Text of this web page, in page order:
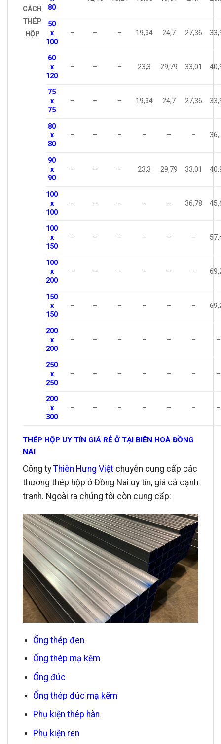
CÁCH
THÉP
HỘP
80
50
x
100
– – – 19,34 24,7 27,36
60
x
120
– – – 23,3 29,79 33,01
75
x
75
– – – 19,34 24,7 27,36
80
x
80
– – – – – –
90
x
90
– – – 23,3 29,79 33,01
100
x
100
– – – – – 36,78
100
x
150
– – – – – –
100
x
200
– – – – – –
150
x
150
– – – – – –
200
x
200
– – – – – – –
250
x
250
– – – – – – –
200
x
300
– – – – – – –
THÉP HỘP UY TÍN GIÁ RẺ Ở TẠI BIÊN HOÀ ĐỒNG
NAI
Công ty Thiên Hưng Việt chuyên cung cấp các
thương thép hộp ở Đồng Nai uy tín, giá cả cạnh
tranh. Ngoài ra chúng tôi còn cung cấp:
Ống thép đen
Ống thép mạ kẽm
Ống đúc
Ống thép đúc mạ kẽm
Phụ kiện thép hàn
Phụ kiện ren